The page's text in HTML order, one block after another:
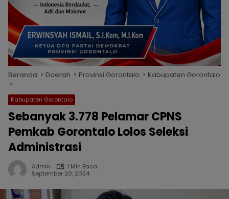
Beranda Daerah Provinsi Gorontalo Kabupaten Gorontalo
Kabupaten Gorontalo
Sebanyak 3.778 Pelamar CPNS
Pemkab Gorontalo Lolos Seleksi
Administrasi
Admin
1 Min Baca
September 20, 2024